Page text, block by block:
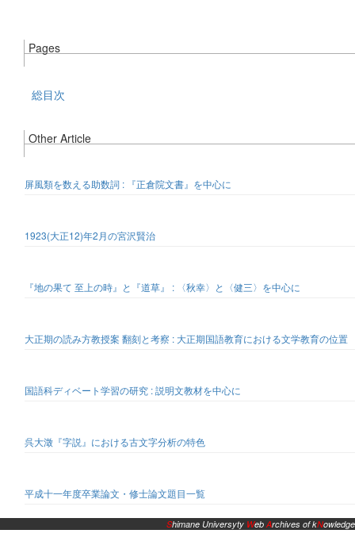
Pages
総目次
Other Article
屏風類を数える助数詞 : 『正倉院文書』を中心に
1923(大正12)年2月の宮沢賢治
『地の果て 至上の時』と『道草』 : 〈秋幸〉と〈健三〉を中心に
大正期の読み方教授案 翻刻と考察 : 大正期国語教育における文学教育の位置
国語科ディベート学習の研究 : 説明文教材を中心に
呉大澂『字説』における古文字分析の特色
平成十一年度卒業論文・修士論文題目一覧
Shimane Universyty WebArchives of kNowledge